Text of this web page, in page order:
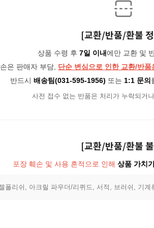
[교환/반품/환불
상품 수령 후 7일 이내에만 교환 및
은 판매자 부담, 단순 변심으로 인한 교환/반품
반드시 배송팀(031-595-1956) 또는 1:1 문의
사전 접수 없는 반품은 처리가 누락되거
[교환/반품/환불
포장 훼손 및 사용 흔적으로 인해 상품 가치
폴리쉬, 아크릴 파우더/리퀴드, 서적, 브러쉬, 기